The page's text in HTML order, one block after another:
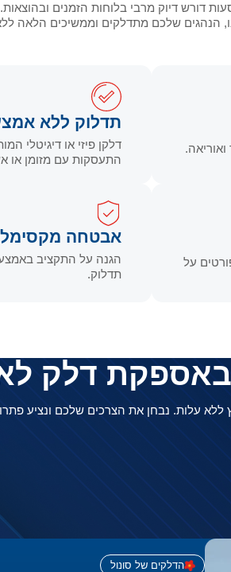
דורש דיוק מרבי בלוחות הזמנים ובהוצאות.
הנהגים שלכם מתדלקים וממשיכים הלאה
תדלוק ללא
דלקן פיזי או דיגיטלי
התעסקות עם מזומן או
על
אבטחה
הגנה על התקציב
תדלוק.
באספקת דלק
ללא עלות. נבחן את הצרכים שלכם ונציע
הדלקים של סונול